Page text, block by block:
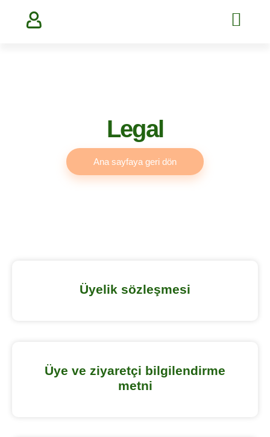
Legal
Ana sayfaya geri dön
Üyelik sözleşmesi
Üye ve ziyaretçi bilgilendirme
metni